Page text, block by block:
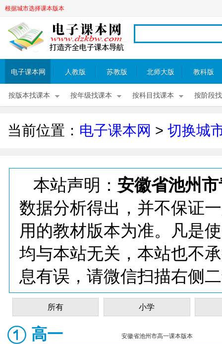
根据城市选择课本版本
电子课本网 人教版 苏教版 北师大版 教科版
按版本找课本 按年级找课本 按科目找课本 按阶段
当前位置： 电子课本网 > 切换城
本站声明： 安徽省池州
数据分析得出，并不保证
用的教材版本为准。凡是
均与本站无关，本站也不
息有误，请微信扫描右侧
所有 小学
高一 安徽省池州市高一课本版本